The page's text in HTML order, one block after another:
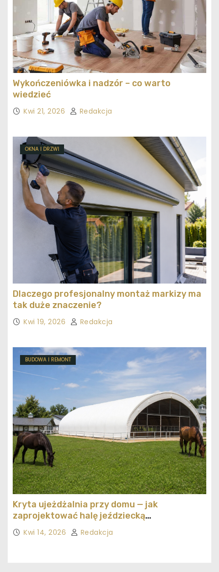
Wykończeniówka i nadzór – co warto
wiedzieć
Kwi 21, 2026 Redakcja
OKNA I DRZWI
Dlaczego profesjonalny montaż markizy ma
tak duże znaczenie?
Kwi 19, 2026 Redakcja
BUDOWA I REMONT
Kryta ujeżdżalnia przy domu — jak
zaprojektować halę jeździecką
ekonomicznie
Kwi 14, 2026 Redakcja